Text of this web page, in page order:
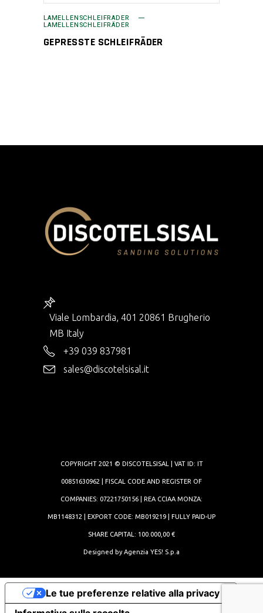
LAMELLENSCHLEIFRÄDER
LAMELLENSCHLEIFRÄDER
GEPRESSTE SCHLEIFRÄDER
Viale Lombardia, 401 20861 Brugherio
MB Italy
+39 039 837981
sales@discotelsisal.it
COPYRIGHT 2021 © DISCOTELSISAL | VAT ID: IT
00851630962 | FISCAL CODE AND REGISTER OF
COMPANIES: 07221750156 | REA CCIAA MONZA:
MB1148312 | EXPORT CODE: MB019219 | FULLY PAID-UP
SHARE CAPITAL: 100.000,00 €
Designed byAgenzia YES! S.p.a
Le tue preferenze relative alla privacy